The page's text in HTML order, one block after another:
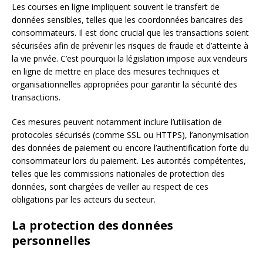
Les courses en ligne impliquent souvent le transfert de
données sensibles, telles que les coordonnées bancaires des
consommateurs. Il est donc crucial que les transactions soient
sécurisées afin de prévenir les risques de fraude et d’atteinte à
la vie privée. C’est pourquoi la législation impose aux vendeurs
en ligne de mettre en place des mesures techniques et
organisationnelles appropriées pour garantir la sécurité des
transactions.
Ces mesures peuvent notamment inclure l’utilisation de
protocoles sécurisés (comme SSL ou HTTPS), l’anonymisation
des données de paiement ou encore l’authentification forte du
consommateur lors du paiement. Les autorités compétentes,
telles que les commissions nationales de protection des
données, sont chargées de veiller au respect de ces
obligations par les acteurs du secteur.
La protection des données
personnelles